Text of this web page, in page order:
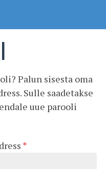
Palun sisesta oma
Sulle saadetakse
uue parooli
*